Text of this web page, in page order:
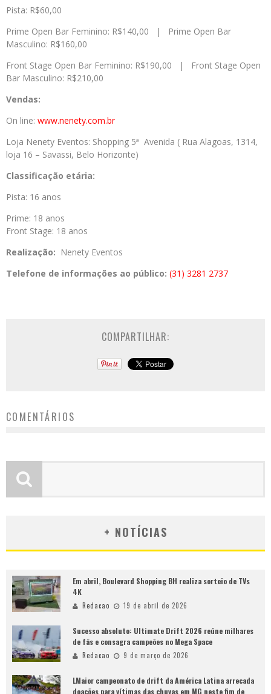
Pista: R$60,00
Prime Open Bar Feminino: R$140,00 | Prime Open Bar
Masculino: R$160,00
Front Stage Open Bar Feminino: R$190,00 | Front Stage Open
Bar Masculino: R$210,00
Vendas:
On line: www.nenety.com.br
Loja Nenety Eventos: Shopping 5ª Avenida ( Rua Alagoas, 1314,
loja 16 – Savassi, Belo Horizonte)
Classificação etária:
Pista: 16 anos
Prime: 18 anos
Front Stage: 18 anos
Realização: Nenety Eventos
Telefone de informações ao público: (31) 3281 2737
COMPARTILHAR:
COMENTÁRIOS
+ NOTÍCIAS
Em abril, Boulevard Shopping BH realiza sorteio de TVs
4K
Redacao 19 de abril de 2026
Sucesso absoluto: Ultimate Drift 2026 reúne milhares
de fãs e consagra campeões no Mega Space
Redacao 9 de março de 2026
LMaior campeonato de drift da América Latina arrecada
doações para vítimas das chuvas em MG neste fim de